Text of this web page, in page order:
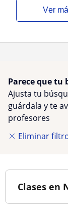
ver
Parece que tu
Ajusta tu
guárdala y te
profesores
Eliminar
Clases en